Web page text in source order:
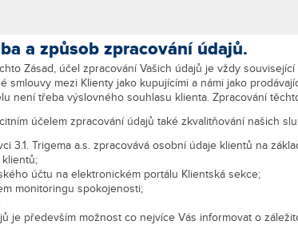
a způsob zpracování údajů.
Zásad, účel zpracování Vašich údajů je vždy
smlouvy mezi Klienty jako kupujícími a námi jako
není třeba výslovného souhlasu klienta. Zpracování
účelem zpracování údajů také zkvalitňování našich
3.1. Trigema a.s. zpracovává osobní údaje klientů na
účtu na elektronickém portálu Klientská sekce;
monitoringu spokojenosti;
je především možnost co nejvíce Vás informovat o